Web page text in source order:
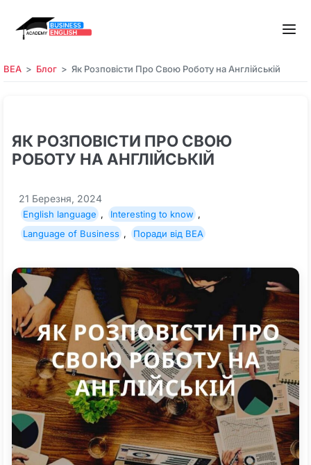
BEA Блог Як Розповісти Про Свою Роботу на Англійській
ЯК РОЗПОВІСТИ ПРО СВОЮ
РОБОТУ НА АНГЛІЙСЬКІЙ
21 Березня, 2024
English language , Interesting to know ,
Language of Business , Поради від BEA